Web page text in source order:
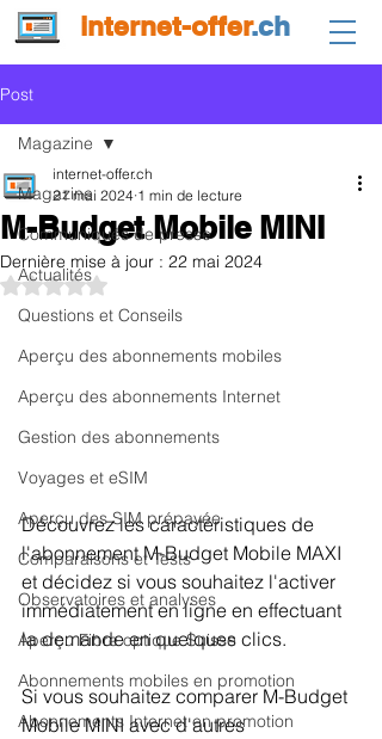
internet-offer.ch
Post
Magazine
Communiqués de presse
Actualités
Questions et Conseils
Aperçu des abonnements mobiles
Aperçu des abonnements Internet
Gestion des abonnements
Voyages et eSIM
Aperçu des SIM prépayée
Comparaisons et Tests
Observatoires et analyses
Aperçu Fibre optique Suisse
Abonnements mobiles en promotion
Abonnements Internet en promotion
Magazine
M-Budget Mobile MINI
internet-offer.ch
21 mai 2024 1 min de lecture
Dernière mise à jour : 22 mai 2024
Noté NaN étoiles sur 5.
Découvrez les caractéristiques de
l'abonnement M-Budget Mobile MAXI
et décidez si vous souhaitez l'activer
immédiatement en ligne en effectuant
la demande en quelques clics.
Si vous souhaitez comparer M-Budget
Mobile MINI avec d'autres